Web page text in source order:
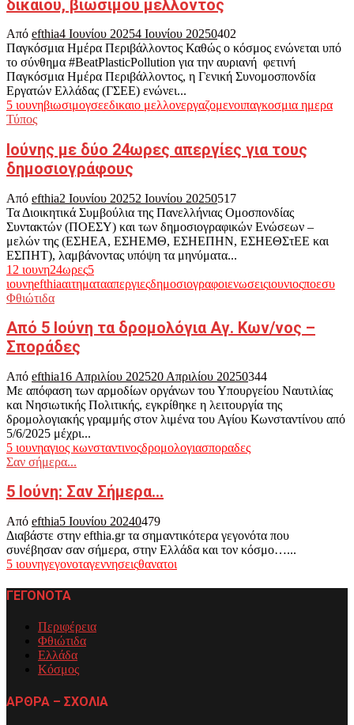
δίκαιου, βιώσιμου μέλλοντος
Από efthia4 Ιουνίου 20254 Ιουνίου 20250402
Παγκόσμια Ημέρα Περιβάλλοντος Καθώς ο κόσμος ενώνεται υπό
το σύνθημα #BeatPlasticPollution για την αυριανή φετινή
Παγκόσμια Ημέρα Περιβάλλοντος, η Γενική Συνομοσπονδία
Εργατών Ελλάδας (ΓΣΕΕ) ενώνει...
5 ιουνηβιωσιμογσεεδικαιο μελλονεργαζομενοιπαγκοσμια ημερα
Τύπος
Ιούνης με δύο 24ωρες απεργίες για τους
δημοσιογράφους
Από efthia2 Ιουνίου 20252 Ιουνίου 20250517
Τα Διοικητικά Συμβούλια της Πανελλήνιας Ομοσπονδίας
Συντακτών (ΠΟΕΣΥ) και των δημοσιογραφικών Ενώσεων –
μελών της (ΕΣΗΕΑ, ΕΣΗΕΜΘ, ΕΣΗΕΠΗΝ, ΕΣΗΕΘΣτΕΕ και
ΕΣΠΗΤ), λαμβάνοντας υπόψη τα μηνύματα...
12 ιουνη24ωρες5
ιουνηefthiaαιτηματααπεργιεςδημοσιογραφοιενωσειςιουνιοςποεσυ
Φθιώτιδα
Από 5 Ιούνη τα δρομολόγια Αγ. Κων/νος –
Σποράδες
Από efthia16 Απριλίου 202520 Απριλίου 20250344
Με απόφαση των αρμοδίων οργάνων του Υπουργείου Ναυτιλίας
και Νησιωτικής Πολιτικής, εγκρίθηκε η λειτουργία της
δρομολογιακής γραμμής στον λιμένα του Αγίου Κωνσταντίνου από
5/6/2025 μέχρι...
5 ιουνηαγιος κωνσταντινοςδρομολογιασποραδες
Σαν σήμερα...
5 Iούνη: Σαν Σήμερα…
Από efthia5 Ιουνίου 20240479
Διαβάστε στην efthia.gr τα σημαντικότερα γεγονότα που
συνέβησαν σαν σήμερα, στην Ελλάδα και τον κόσμο…...
5 ιουνηγεγονοταγεννησειςθανατοι
ΓΕΓΟΝΟΤΑ
Περιφέρεια
Φθιώτιδα
Ελλάδα
Κόσμος
ΑΡΘΡΑ – ΣΧΟΛΙΑ